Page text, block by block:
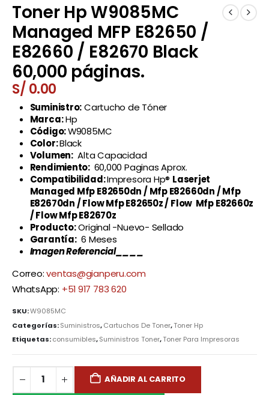
Toner Hp W9085MC
Managed MFP E82650 /
E82660 / E82670 Black
60,000 páginas.
S/ 0.00
Suministro:Cartucho de Tóner
Marca:Hp
Código:W9085MC
Color:Black
Volumen:Alta Capacidad
Rendimiento: 60,000 Paginas Aprox.
Compatibilidad:Impresora Hp® Laserjet
Managed Mfp E82650dn / Mfp E82660dn / Mfp
E82670dn / Flow Mfp E82650z / Flow Mfp E82660z
/ Flow Mfp E82670z
Producto:Original -Nuevo- Sellado
Garantía:6 Meses
Imagen Referencial____
Correo:ventas@gianperu.com
WhatsApp: +51 917 783 620
SKU:W9085MC
Categorías:Suministros,Cartuchos De Toner,Toner Hp
Etiquetas:consumibles,Suministros Toner,Toner Para Impresoras
AÑADIR AL CARRITO